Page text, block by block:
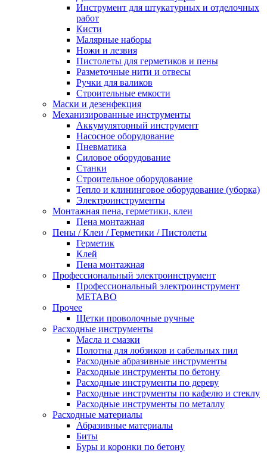
Инструмент для штукатурных и отделочных
работ
Кисти
Малярные наборы
Ножи и лезвия
Пистолеты для герметиков и пены
Разметочные нити и отвесы
Ручки для валиков
Строительные емкости
Маски и дезенфекция
Механизированные инструменты
Аккумуляторный инструмент
Насосное оборудование
Пневматика
Силовое оборудование
Станки
Строительное оборудование
Тепло и клининговое оборудование (уборка)
Электроинструменты
Монтажная пена, герметики, клеи
Пена монтажная
Пены / Клеи / Герметики / Пистолеты
Герметик
Клей
Пена монтажная
Профессиональный электроинструмент
Профессиональный электроинструмент
METABO
Прочее
Щетки проволочные ручные
Расходные инструменты
Масла и смазки
Полотна для лобзиков и сабельных пил
Расходные абразивные инструменты
Расходные инструменты по бетону
Расходные инструменты по дереву
Расходные инструменты по кафелю и стеклу
Расходные инструменты по металлу
Расходные материалы
Абразивные материалы
Биты
Буры и коронки по бетону